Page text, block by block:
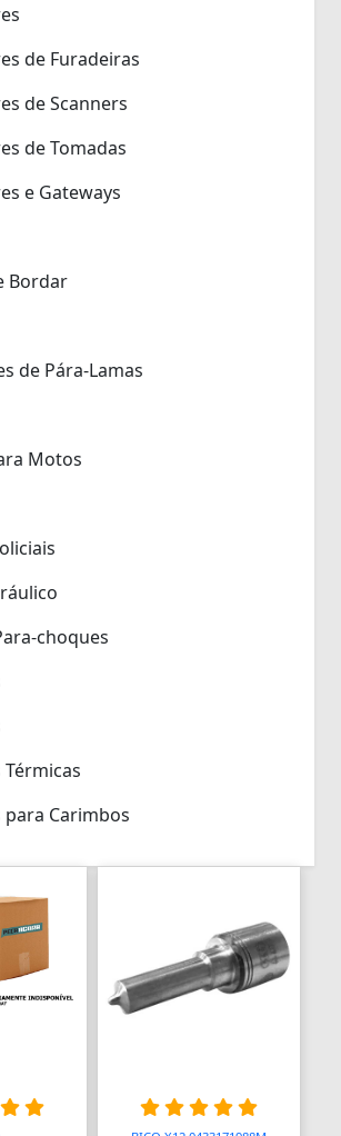
de Furadeiras
de Scanners
de Tomadas
e Gateways
Bordar
de Pára-Lamas
Motos
choques
Carimbos